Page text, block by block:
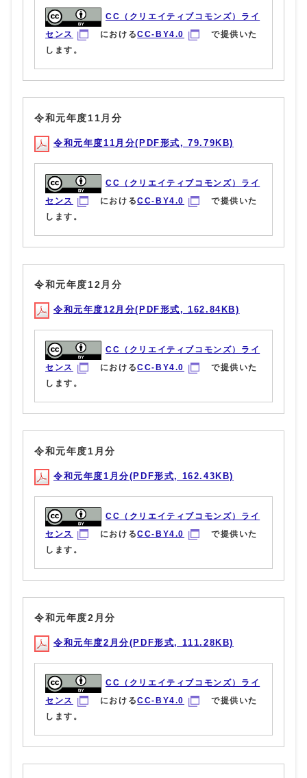
CC（クリエイティブコモンズ）ライ
センス
におけるCC-BY4.0
で提供いた
します。
令和元年度11月分
令和元年度11月分(PDF形式, 79.79KB)
CC（クリエイティブコモンズ）ライ
センス
におけるCC-BY4.0
で提供いた
します。
令和元年度12月分
令和元年度12月分(PDF形式, 162.84KB)
CC（クリエイティブコモンズ）ライ
センス
におけるCC-BY4.0
で提供いた
します。
令和元年度1月分
令和元年度1月分(PDF形式, 162.43KB)
CC（クリエイティブコモンズ）ライ
センス
におけるCC-BY4.0
で提供いた
します。
令和元年度2月分
令和元年度2月分(PDF形式, 111.28KB)
CC（クリエイティブコモンズ）ライ
センス
におけるCC-BY4.0
で提供いた
します。